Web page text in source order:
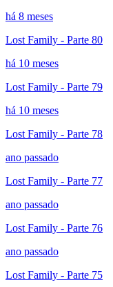
há 8 meses
Lost Family - Parte 80
há 10 meses
Lost Family - Parte 79
há 10 meses
Lost Family - Parte 78
ano passado
Lost Family - Parte 77
ano passado
Lost Family - Parte 76
ano passado
Lost Family - Parte 75